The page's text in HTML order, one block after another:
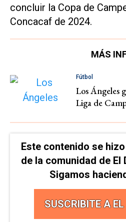
concluir la Copa de
Concacaf de 2024.
MÁS
Fútbol
Los Ángeles
Liga de
Este contenido se
de la comunidad de El
Sigamos
SUSCRIBITE A